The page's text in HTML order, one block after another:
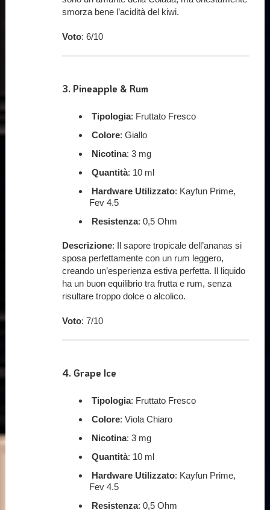
smorza bene l’acidità del kiwi.
Voto: 6/10
3. Pineapple & Rum
Tipologia: Fruttato Fresco
Colore: Giallo
Nicotina: 3 mg
Quantità: 10 ml
Hardware Utilizzato: Kayfun Prime,
Fev 4.5
Resistenza: 0,5 Ohm
Descrizione: Il sapore tropicale dell’ananas si
sposa perfettamente con un rum leggero,
creando un’esperienza estiva perfetta. Il liquido
ha un buon equilibrio tra frutta e rum, senza
risultare troppo dolce o alcolico.
Voto: 7/10
4. Grape Ice
Tipologia: Fruttato Fresco
Colore: Viola Chiaro
Nicotina: 3 mg
Quantità: 10 ml
Hardware Utilizzato: Kayfun Prime,
Fev 4.5
Resistenza: 0,5 Ohm